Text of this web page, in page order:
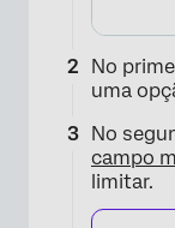
No
uma
No
campo
limitar.